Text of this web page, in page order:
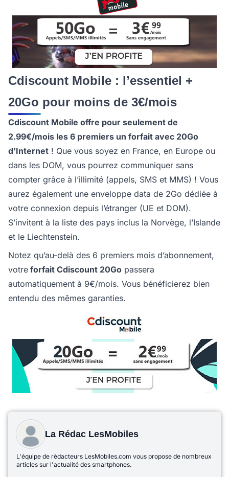
Cdiscount Mobile : l’essentiel +
20Go pour moins de 3€/mois
Cdiscount Mobile offre pour seulement de
2.99€/mois les 6 premiers un forfait avec 20Go
d’Internet ! Que vous soyez en France, en Europe ou
dans les DOM, vous pourrez communiquer sans
compter grâce à l’illimité (appels, SMS et MMS) ! Vous
aurez également une enveloppe data de 2Go dédiée à
votre connexion depuis l’étranger (UE et DOM).
S’invitent à la liste des pays inclus la Norvège, l’Islande
et le Liechtenstein.
Notez qu’au-delà des 6 premiers mois d’abonnement,
votre forfait Cdiscount 20Go passera
automatiquement à 9€/mois. Vous bénéficierez bien
entendu des mêmes garanties.
La Rédac LesMobiles
L'équipe de rédacteurs LesMobiles.com vous propose de nombreux
articles sur l'actualité des smartphones.